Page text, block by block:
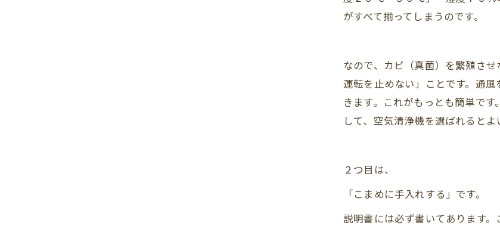
がすべて揃ってしまうのです。
なので、カビ（真菌）を繁殖さ
運転を止めない」ことです。通
きます。これがもっとも簡単で
して、空気清浄機を選ばれるとよ
２つ目は、
「こまめに手入れする」です。
説明書には必ず書いてあります